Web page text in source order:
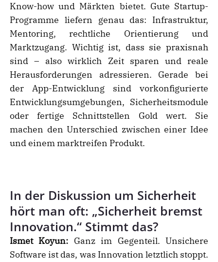
Know-how und Märkten bietet. Gute Startup-
Programme liefern genau das: Infrastruktur,
Mentoring, rechtliche Orientierung und
Marktzugang. Wichtig ist, dass sie praxisnah
sind – also wirklich Zeit sparen und reale
Herausforderungen adressieren. Gerade bei
der App-Entwicklung sind vorkonfigurierte
Entwicklungsumgebungen, Sicherheitsmodule
oder fertige Schnittstellen Gold wert. Sie
machen den Unterschied zwischen einer Idee
und einem marktreifen Produkt.
In der Diskussion um Sicherheit
hört man oft: „Sicherheit bremst
Innovation.“ Stimmt das?
Ismet Koyun: Ganz im Gegenteil. Unsichere
Software ist das, was Innovation letztlich stoppt.